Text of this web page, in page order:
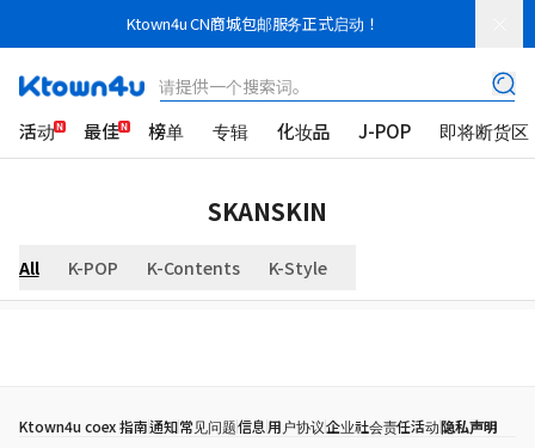
Ktown4u CN商城包邮服务正式启动！
请提供一个搜索词。
活动 最佳 榜单 专辑 化妆品 J-POP 即将断货区
SKANSKIN
All K-POP K-Contents K-Style
Ktown4u coex 指南通知常见问题信息用户协议企业社会责任活动隐私声明